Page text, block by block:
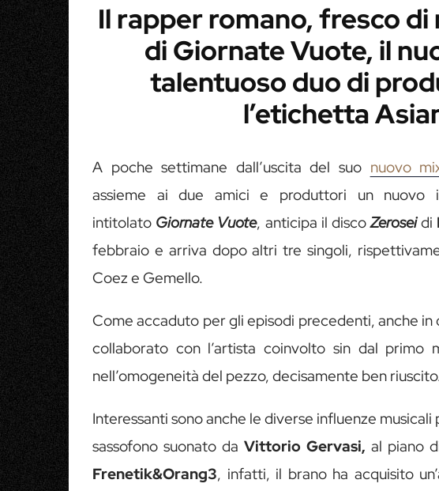
Il rapper romano, fresco di
di Giornate Vuote, il
talentuoso duo di
l’etichetta
A poche settimane dall’uscita del suo nuovo
assieme ai due amici e produttori un nuovo
intitolato Giornate Vuote, anticipa il discoZeroseidi
febbraio e arriva dopo altri tre singoli,
Coez e Gemello.
Come accaduto per gli episodi precedenti, anche in
collaborato con l’artista coinvolto sin dal primo
nell’omogeneità del pezzo, decisamente ben
Interessanti sono anche le diverse influenze musicali
sassofono suonato da Vittorio Gervasi, al piano
Frenetik&Orang3, infatti, il brano ha acquisito